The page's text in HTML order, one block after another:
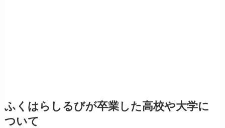
ふくはらしるびが卒業した高校や大学に
ついて